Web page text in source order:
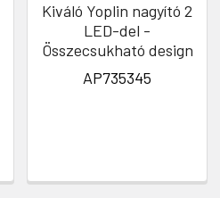
Kiváló Yoplin nagyító 2
LED-del -
Összecsukható design
AP735345